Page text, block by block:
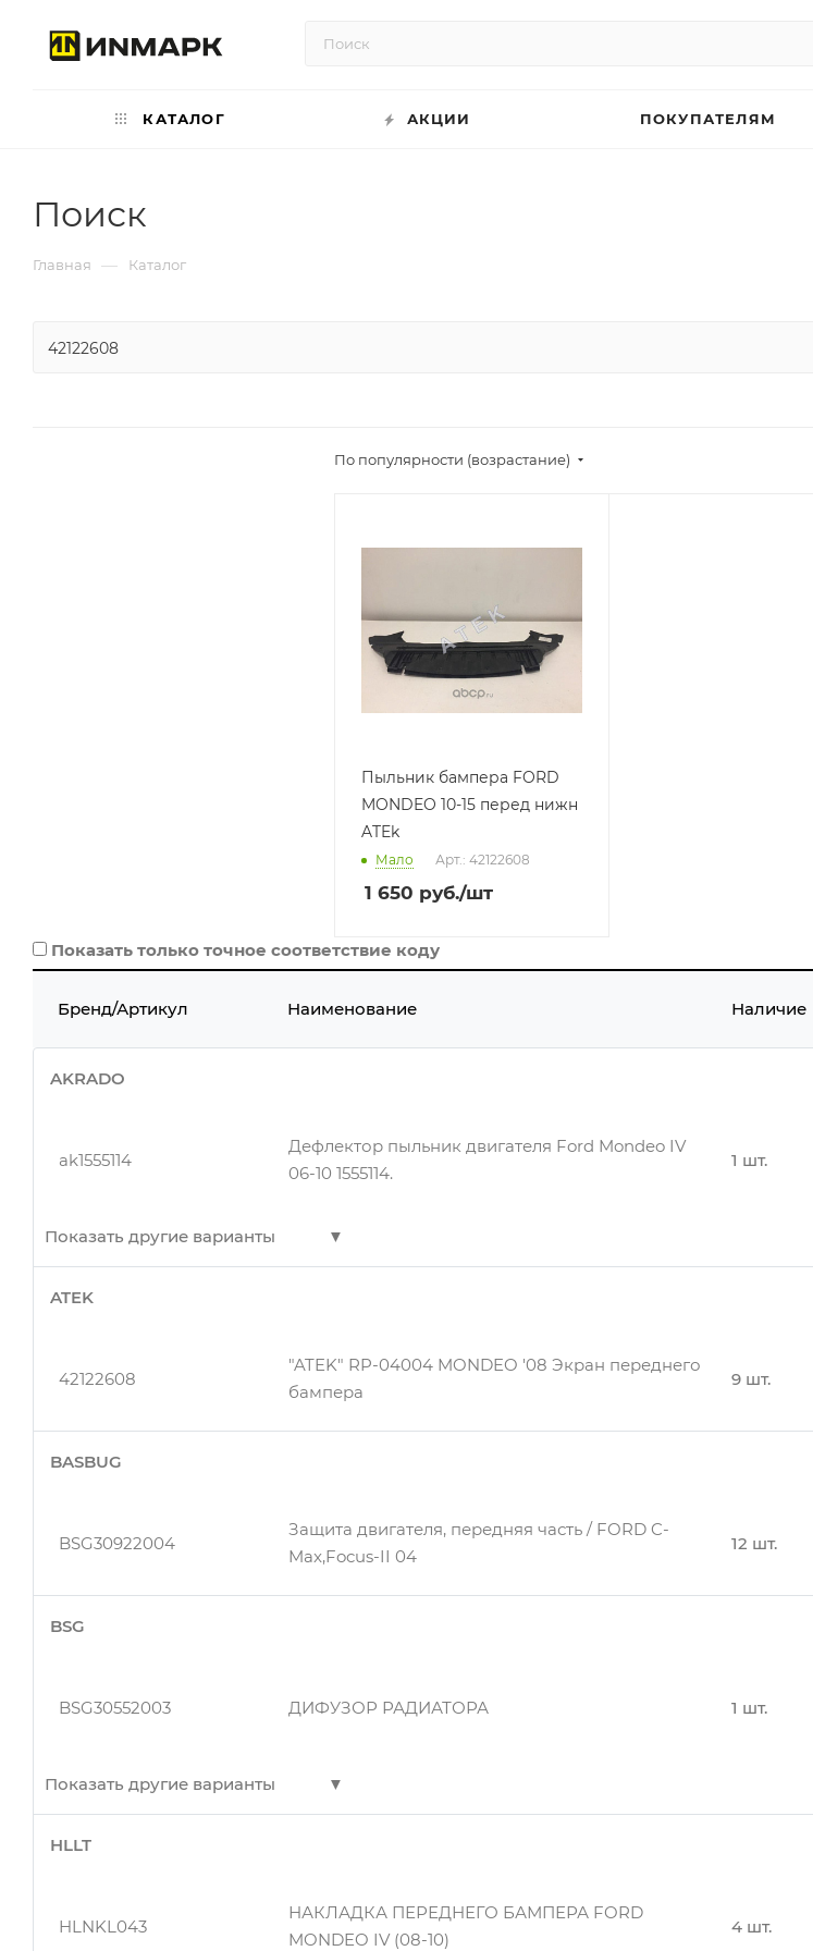
КАТАЛОГ АКЦИИ ПОКУПАТЕЛЯМ
Поиск
Главная — Каталог
По популярности (возрастание)
Пыльник бампера FORD
MONDEO 10-15 перед нижн
ATEk
Мало Арт.: 42122608
1 650 руб./шт
Показать только точное соответствие коду
Бренд/Артикул Наименование Наличие
AKRADO
ak1555114
Дефлектор пыльник двигателя Ford Mondeo IV
06-10 1555114.
1 шт.
Показать другие варианты
ATEK
42122608
"ATEK" RP-04004 MONDEO '08 Экран переднего
бампера
9 шт.
BASBUG
BSG30922004
Защита двигателя, передняя часть / FORD C-
Max,Focus-II 04
12 шт.
BSG
BSG30552003 ДИФУЗОР РАДИАТОРА 1 шт.
Показать другие варианты
HLLT
HLNKL043
НАКЛАДКА ПЕРЕДНЕГО БАМПЕРА FORD
MONDEO IV (08-10)
4 шт.